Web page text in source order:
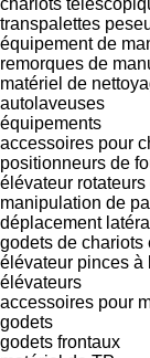
transpalettes
équipement de
remorques de
matériel de
autolaveuses
équipements
accessoires pour
positionneurs de
élévateur
manipulation de
déplacement latéral
godets de
élévateur pinces à
élévateurs
accessoires pour
godets
godets frontaux